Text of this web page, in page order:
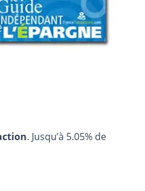
. Jusqu’à 5.05% de